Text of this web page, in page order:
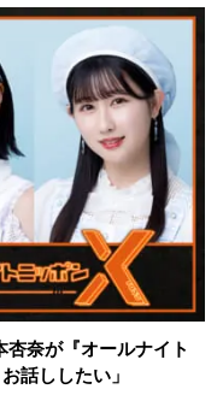
奈が『オールナイト
話ししたい」